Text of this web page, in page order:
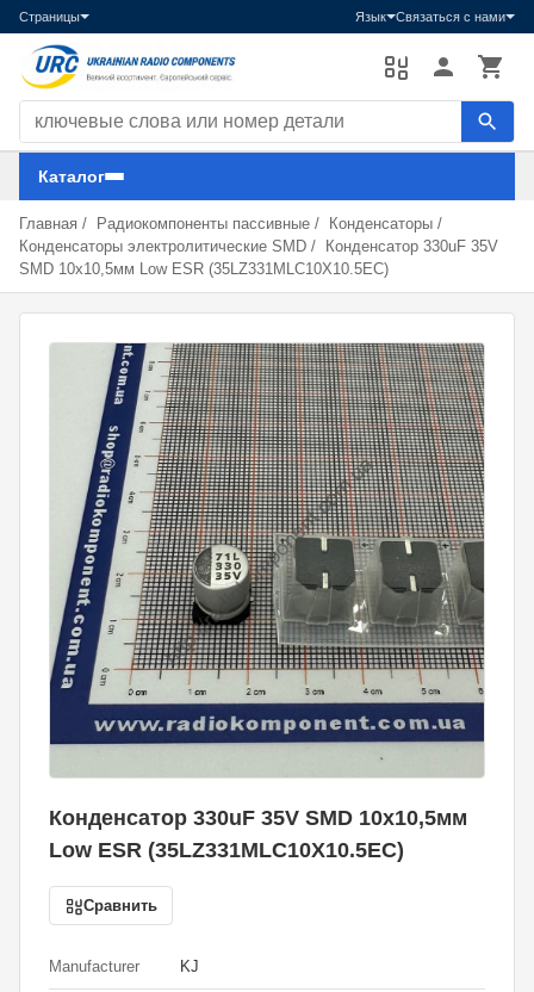
Страницы Язык Связаться с нами
Каталог
Главная / Радиокомпоненты пассивные / Конденсаторы /
Конденсаторы электролитические SMD /
Конденсатор 330uF 35V
SMD 10x10,5мм Low ESR (35LZ331MLC10X10.5EC)
Конденсатор 330uF 35V SMD 10x10,5мм
Low ESR (35LZ331MLC10X10.5EC)
Сравнить
Manufacturer KJ